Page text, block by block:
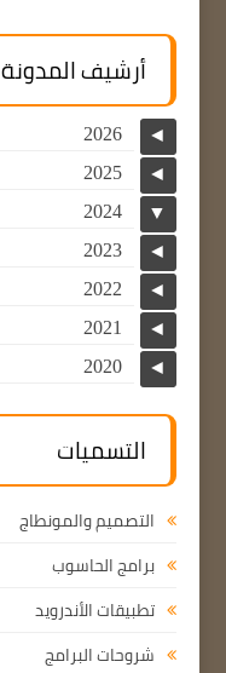
أرشيف المدونة
◄
2026
◄
2025
▼
2024
◄
2023
◄
2022
◄
2021
◄
2020
التسميات
التصميم والمونطاج
برامج الحاسوب
تطبيقات الأندرويد
شروحات البرامج